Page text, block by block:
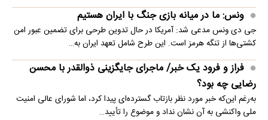
ونس: ما در میانه بازی جنگ با ایران هستیم
جی دی ونس مدعی شد: آمریکا در حال تدوین طرحی برای تضمین عبور امن
کشتی‌ها از تنگه هرمز است. این طرح شامل تعهد ایران به…
فراز و فرود یک خبر/ ماجرای جایگزینی ذوالقدر با محسن
رضایی چه بود؟
به‌رغم این‌که خبر مورد نظر بازتاب گسترده‌ای پیدا کرد، اما شورای عالی امنیت
ملی واکنشی به آن نشان نداد و موضوع را تأیید…